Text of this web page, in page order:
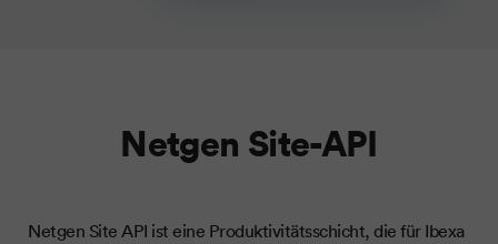
Netgen Site-API
Netgen Site API ist eine Produktivitätsschicht, die für Ibexa